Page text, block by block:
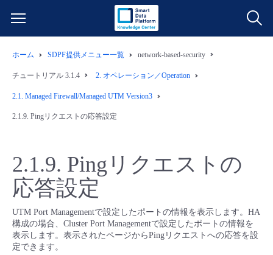
サービス一覧
データ利活用
ネットワーク
IoT
モニタリング/監査
よくある質問
クラウド/サーバー
ネットワーク
IoT
料金シミュレーター
データ利活用
クラウド/サーバー
ご利用開始ガイド
■ 管理機能
- 管理機能
- バックアップ
故障/メンテナンス情報
ホーム SDPF提供メニュー一覧 network-based-security
チュートリアル 3.1.4 2. オペレーション／Operation
2.1. Managed Firewall/Managed UTM Version3
2.1.9. Pingリクエストの応答設定
2.1.9. Pingリクエストの
応答設定
UTM Port Managementで設定したポートの情報を表示します。HA
構成の場合、Cluster Port Managementで設定したポートの情報を
表示します。表示されたページからPingリクエストへの応答を設
定できます。